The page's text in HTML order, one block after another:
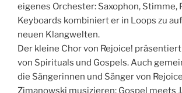
eigenes Orchester: Saxophon, Stimme,
Keyboards kombiniert er in Loops zu
neuen Klangwelten.
Der kleine Chor von Rejoice!
von Spirituals und Gospels. Auch
die Sängerinnen und Sänger von
Zimanowski musizieren: Gospel meets